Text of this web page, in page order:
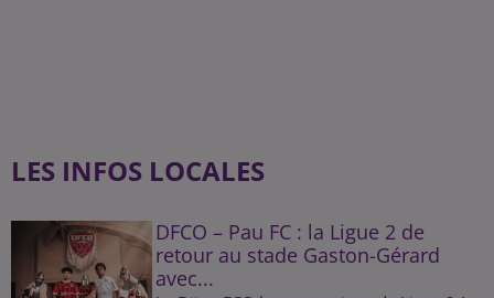
LES INFOS LOCALES
DFCO – Pau FC : la Ligue 2 de
retour au stade Gaston-Gérard
avec...